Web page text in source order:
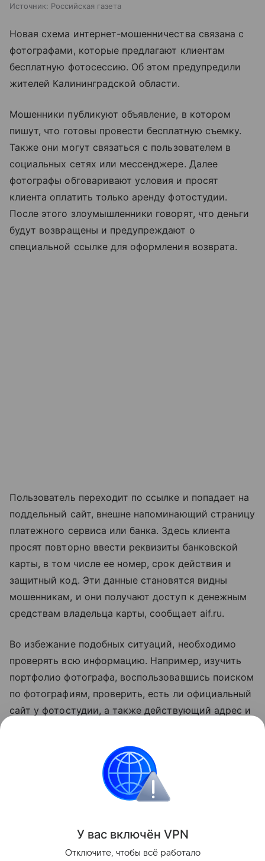
Источник: Российская газета
Новая схема интернет-мошенничества связана с
фотографами, которые предлагают клиентам
бесплатную фотосессию. Об этом предупредили
жителей Калининградской области.
Мошенники публикуют объявление, в котором
пишут, что готовы провести бесплатную съемку.
Также они могут связаться с пользователем в
социальных сетях или мессенджере. Далее
фотографы обговаривают условия и просят
клиента оплатить только аренду фотостудии.
После этого злоумышленники говорят, что деньги
будут возвращены и предупреждают о
специальной ссылке для оформления возврата.
Пользователь переходит по ссылке и попадает на
поддельный сайт, внешне напоминающий страницу
платежного сервиса или банка. Здесь клиента
просят повторно ввести реквизиты банковской
карты, в том числе ее номер, срок действия и
защитный код. Эти данные становятся видны
мошенникам, и они получают доступ к денежным
средствам владельца карты, сообщает aif.ru.
Во избежание подобных ситуаций, необходимо
проверять всю информацию. Например, изучить
портфолио фотографа, воспользовавшись поиском
по фотографиям, проверить, есть ли официальный
сайт у фотостудии, а также действующий адрес и
обращать внимание на адрес интернет-страницы
перед проведением платежей. Не нужно
переходить по неизвестным ссылкам для
повторного ввода данных банковской карты.
Поделиться
У вас включён VPN
Отключите, чтобы всё работало